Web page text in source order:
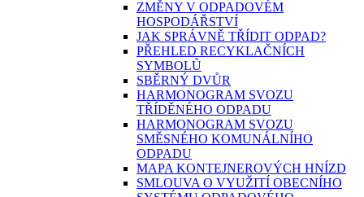
ZMĚNY V ODPADOVÉM
HOSPODÁŘSTVÍ
JAK SPRÁVNĚ TŘÍDIT ODPAD?
PŘEHLED RECYKLAČNÍCH
SYMBOLŮ
SBĚRNÝ DVŮR
HARMONOGRAM SVOZU
TŘÍDĚNÉHO ODPADU
HARMONOGRAM SVOZU
SMĚSNÉHO KOMUNÁLNÍHO
ODPADU
MAPA KONTEJNEROVÝCH HNÍZD
SMLOUVA O VYUŽITÍ OBECNÍHO